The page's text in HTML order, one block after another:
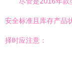
安全标准且库存产品
择时应注意：